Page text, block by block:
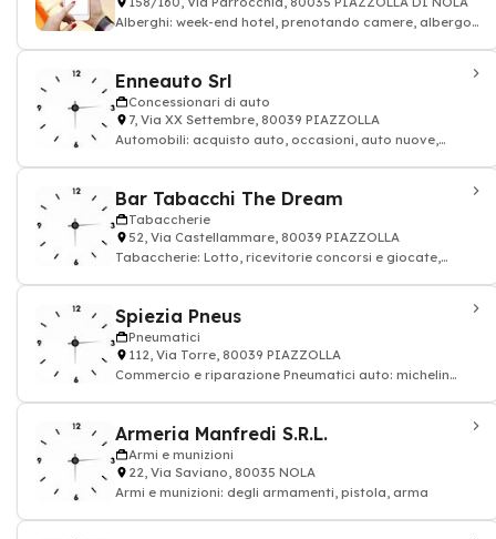
Alberghi: week-end hotel, prenotando camere, albergo
Enneauto Srl
Concessionari di auto
7, Via XX Settembre, 80039 PIAZZOLLA
Automobili: acquisto auto, occasioni, auto nuove,
Bar Tabacchi The Dream
Tabaccherie
52, Via Castellammare, 80039 PIAZZOLLA
Tabaccherie: Lotto, ricevitorie concorsi e giocate,
Spiezia Pneus
Pneumatici
112, Via Torre, 80039 PIAZZOLLA
Commercio e riparazione Pneumatici auto: michelin
Armeria Manfredi S.R.L.
Armi e munizioni
22, Via Saviano, 80035 NOLA
Armi e munizioni: degli armamenti, pistola, arma